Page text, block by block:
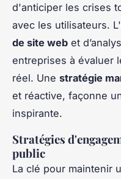
d'anticiper les crises
avec les utilisateurs.
de site web et
entreprises à évaluer
réel. Une stratégie
et réactive, façonne
inspirante.
Stratégies
public
La clé pour maintenir